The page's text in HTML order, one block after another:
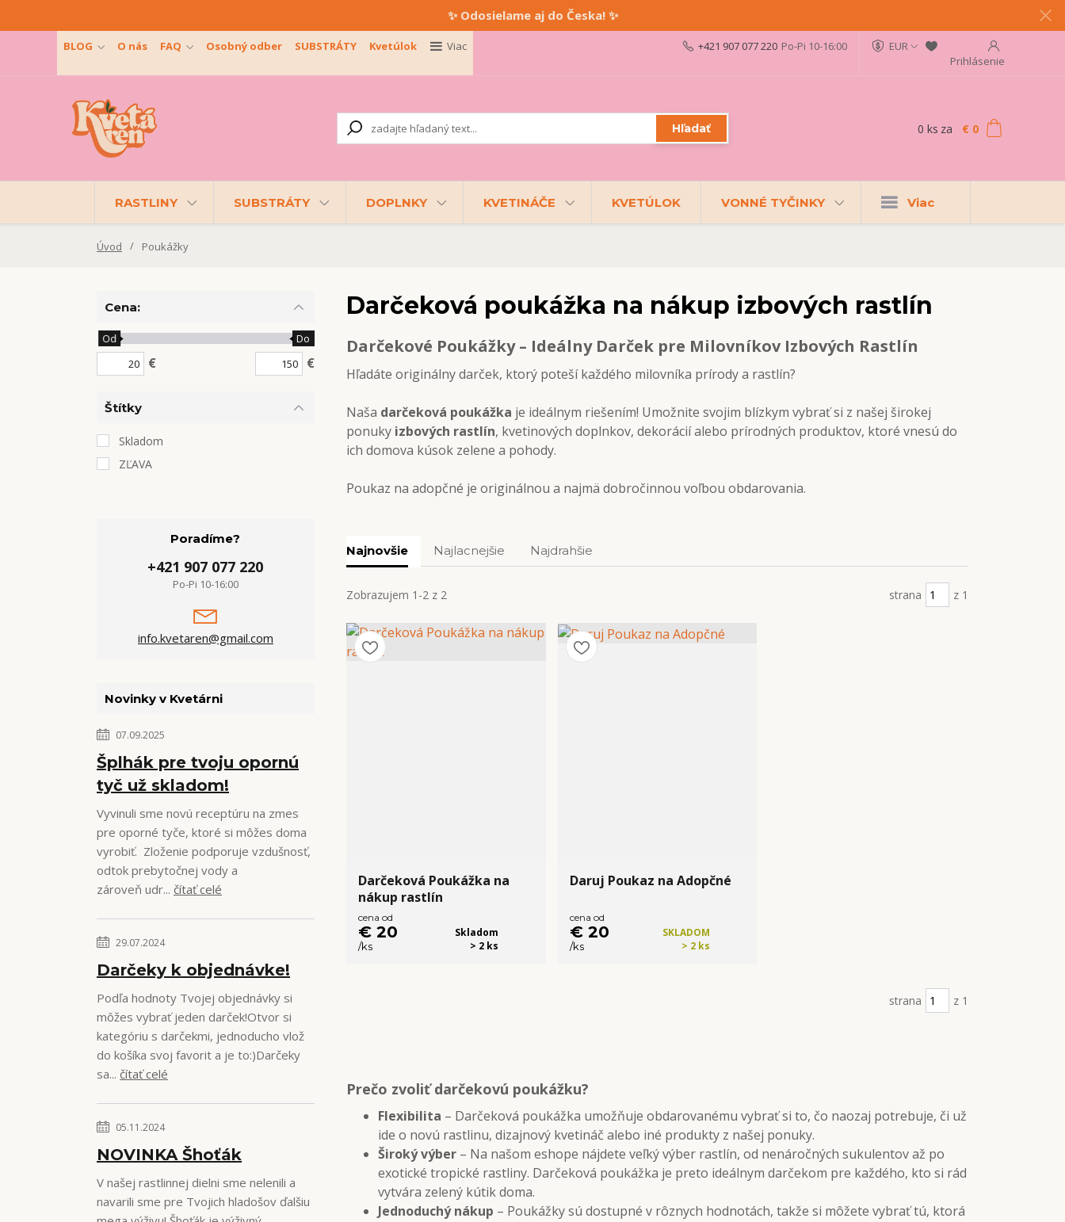
✨ Odosielame aj do Česka! ✨
BLOG O nás FAQ Osobný odber SUBSTRÁTY Kvetúlok Viac
EUR
Prihlásenie
Hľadať
+421 907 077 220 Po-Pi 10-16:00
0 ks za € 0
RASTLINY SUBSTRÁTY DOPLNKY KVETINÁČE KVETÚLOK VONNÉ TYČINKY Viac
Úvod Poukážky
Darčeková poukážka na nákup izbových rastlín
Darčekové Poukážky – Ideálny Darček pre Milovníkov Izbových Rastlín
Hľadáte originálny darček, ktorý poteší každého milovníka prírody a rastlín?
Naša darčeková poukážka je ideálnym riešením! Umožnite svojim blízkym vybrať si z našej širokej
ponuky izbových rastlín, kvetinových doplnkov, dekorácií alebo prírodných produktov, ktoré vnesú do
ich domova kúsok zelene a pohody.
Poukaz na adopčné je originálnou a najmä dobročinnou voľbou obdarovania.
Najnovšie Najlacnejšie Najdrahšie
Zobrazujem 1-2 z 2 strana z 1
Darčeková Poukážka na
nákup rastlín
cena od
€ 20
/ks
Skladom
> 2 ks
Daruj Poukaz na Adopčné
cena od
€ 20
/ks
SKLADOM
> 2 ks
strana z 1
Prečo zvoliť darčekovú poukážku?
Flexibilita – Darčeková poukážka umožňuje obdarovanému vybrať si to, čo naozaj potrebuje, či už
ide o novú rastlinu, dizajnový kvetináč alebo iné produkty z našej ponuky.
Široký výber– Na našom eshope nájdete veľký výber rastlín, od nenáročných sukulentov až po
exotické tropické rastliny. Darčeková poukážka je preto ideálnym darčekom pre každého, kto si rád
vytvára zelený kútik doma.
Jednoduchý nákup – Poukážky sú dostupné v rôznych hodnotách, takže si môžete vybrať tú, ktorá
Cena:
€
Od Do
€
Štítky
Skladom
ZĽAVA
Poradíme?
+421 907 077 220
Po-Pi 10-16:00
info.kvetaren@gmail.com
Novinky v Kvetárni
07.09.2025
Šplhák pre tvoju opornú
tyč už skladom!
Vyvinuli sme novú receptúru na zmes
pre oporné tyče, ktoré si môžes doma
vyrobiť. Zloženie podporuje vzdušnosť,
odtok prebytočnej vody a
zároveň udr... čítať celé
29.07.2024
Darčeky k objednávke!
Podľa hodnoty Tvojej objednávky si
môžes vybrať jeden darček!Otvor si
kategóriu s darčekmi, jednoducho vlož
do košíka svoj favorit a je to:)Darčeky
sa... čítať celé
05.11.2024
NOVINKA Šhoťák
V našej rastlinnej dielni sme nelenili a
navarili sme pre Tvojich hladošov ďalšiu